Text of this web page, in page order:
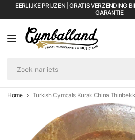
EERLIJKE PRIJZEN | GRATIS VERZENDING
GARANTIE
Home Turkish Cymbals Kurak China